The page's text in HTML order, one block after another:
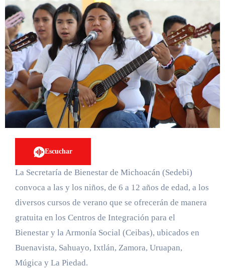
Escuchar
La Secretaría de Bienestar de Michoacán (Sedebi)
convoca a las y los niños, de 6 a 12 años de edad, a los
diversos cursos de verano que se ofrecerán de manera
gratuita en los Centros de Integración para el
Bienestar y la Armonía Social (Ceibas), ubicados en
Buenavista, Sahuayo, Ixtlán, Zamora, Uruapan,
Múgica y La Piedad.